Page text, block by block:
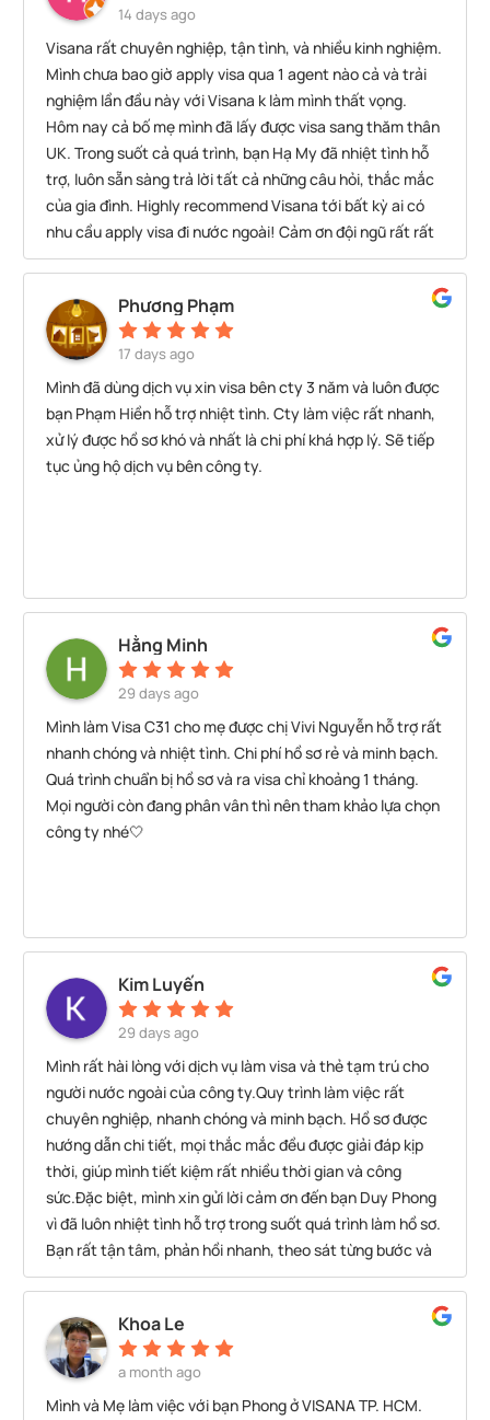
14 days ago
Visana rất chuyên nghiệp, tận tình, và nhiều kinh nghiệm.
Mình chưa bao giờ apply visa qua 1 agent nào cả và trải
nghiệm lần đầu này với Visana k làm mình thất vọng.
Hôm nay cả bố mẹ mình đã lấy được visa sang thăm thân
UK. Trong suốt cả quá trình, bạn Hạ My đã nhiệt tình hỗ
trợ, luôn sẵn sàng trả lời tất cả những câu hỏi, thắc mắc
của gia đình. Highly recommend Visana tới bất kỳ ai có
nhu cầu apply visa đi nước ngoài! Cảm ơn đội ngũ rất rất
Visana nhiều.
Phương Phạm
17 days ago
Mình đã dùng dịch vụ xin visa bên cty 3 năm và luôn được
bạn Phạm Hiền hỗ trợ nhiệt tình. Cty làm việc rất nhanh,
xử lý được hồ sơ khó và nhất là chi phí khá hợp lý. Sẽ tiếp
tục ủng hộ dịch vụ bên công ty.
Hằng Minh
29 days ago
Mình làm Visa C31 cho mẹ được chị Vivi Nguyễn hỗ trợ rất
nhanh chóng và nhiệt tình. Chi phí hồ sơ rẻ và minh bạch.
Quá trình chuẩn bị hồ sơ và ra visa chỉ khoảng 1 tháng.
Mọi người còn đang phân vân thì nên tham khảo lựa chọn
công ty nhé🤍
Kim Luyến
29 days ago
Mình rất hài lòng với dịch vụ làm visa và thẻ tạm trú cho
người nước ngoài của công ty.Quy trình làm việc rất
chuyên nghiệp, nhanh chóng và minh bạch. Hồ sơ được
hướng dẫn chi tiết, mọi thắc mắc đều được giải đáp kịp
thời, giúp mình tiết kiệm rất nhiều thời gian và công
sức.Đặc biệt, mình xin gửi lời cảm ơn đến bạn Duy Phong
vì đã luôn nhiệt tình hỗ trợ trong suốt quá trình làm hồ sơ.
Bạn rất tận tâm, phản hồi nhanh, theo sát từng bước và
luôn sẵn sàng hỗ trợ khi có vấn đề phát sinh. Nhờ sự
chuyên nghiệp và trách nhiệm của bạn, toàn bộ quá trình
diễn ra rất thuận lợi và đúng tiến độ.Mình đánh giá cao
chất lượng dịch vụ của công ty và sẽ tiếp tục sử dụng khi
có nhu cầu. Rất khuyến khích những ai đang cần làm visa
hoặc thẻ tạm trú cho người nước ngoài lựa chọn công ty.
Khoa Le
a month ago
Mình và Mẹ làm việc với bạn Phong ở VISANA TP. HCM.